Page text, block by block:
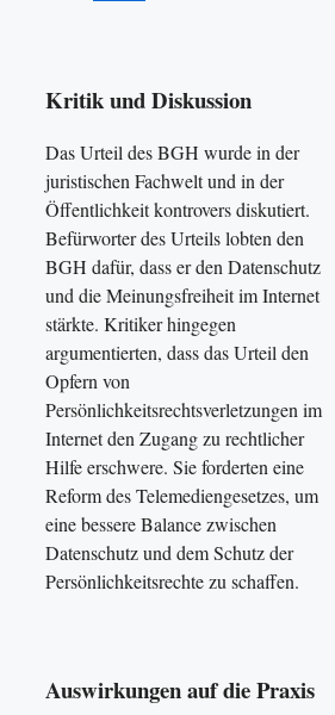
Kritik und Diskussion
Das Urteil des BGH wurde in der
juristischen Fachwelt und in der
Öffentlichkeit kontrovers diskutiert.
Befürworter des Urteils lobten den
BGH dafür, dass er den Datenschutz
und die Meinungsfreiheit im Internet
stärkte. Kritiker hingegen
argumentierten, dass das Urteil den
Opfern von
Persönlichkeitsrechtsverletzungen im
Internet den Zugang zu rechtlicher
Hilfe erschwere. Sie forderten eine
Reform des Telemediengesetzes, um
eine bessere Balance zwischen
Datenschutz und dem Schutz der
Persönlichkeitsrechte zu schaffen.
Auswirkungen auf die Praxis